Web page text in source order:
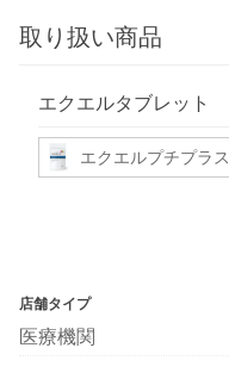
取り扱い商品
エクエルタブレット
エクエルプチプラス
店舗タイプ
医療機関